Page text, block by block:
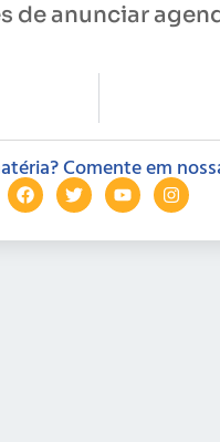
de anunciar
Comente em